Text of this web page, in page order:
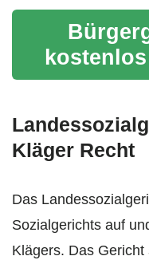
Kläger Recht
Das
Sozialgerichts auf
Klägers. Das